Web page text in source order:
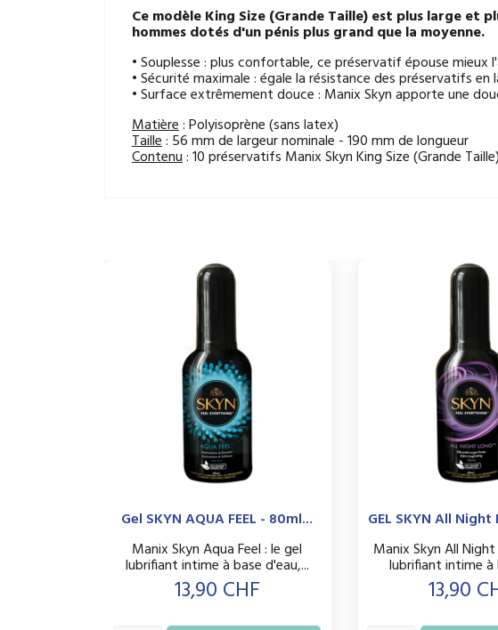
Ce modèle King Size (Grande Taille) est plus large
hommes dotés d'un pénis plus grand que la moyenne.
• Souplesse : plus confortable, ce préservatif épouse mieux
• Sécurité maximale : égale la résistance des préservatifs
• Surface extrêmement douce : Manix Skyn apporte une
Matière: Polyisoprène (sans latex)
Taille: 56 mm de largeur nominale - 190 mm de longueur
Contenu: 10 préservatifs Manix Skyn King Size (Grande Taille)
Gel SKYN AQUA FEEL - 80ml...
Manix Skyn Aqua Feel : le gel
lubrifiant intime à base d'eau,...
Prix
13,90 CHF
GEL SKYN All
Manix Skyn All
lubrifiant intime à
Prix
13,90